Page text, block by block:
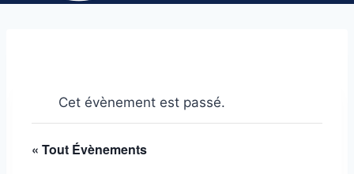
Cet évènement est passé.
« Tout Évènements